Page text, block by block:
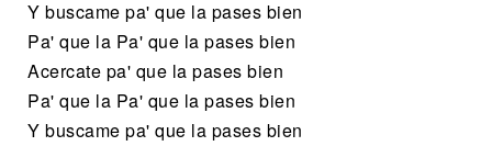
Y buscame pa' que la pases bien
Pa' que la Pa' que la pases bien
Acercate pa' que la pases bien
Pa' que la Pa' que la pases bien
Y buscame pa' que la pases bien